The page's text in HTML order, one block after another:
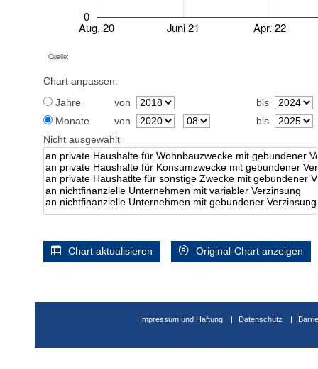
Aug. 20 Juni 21 Apr. 22
0
Quelle:
Chart anpassen:
Jahre
von
bis
Monate
von
bis
Nicht ausgewählt
Chart aktualisieren Original-Chart anzeigen
Impressum und Haftung Datenschutz